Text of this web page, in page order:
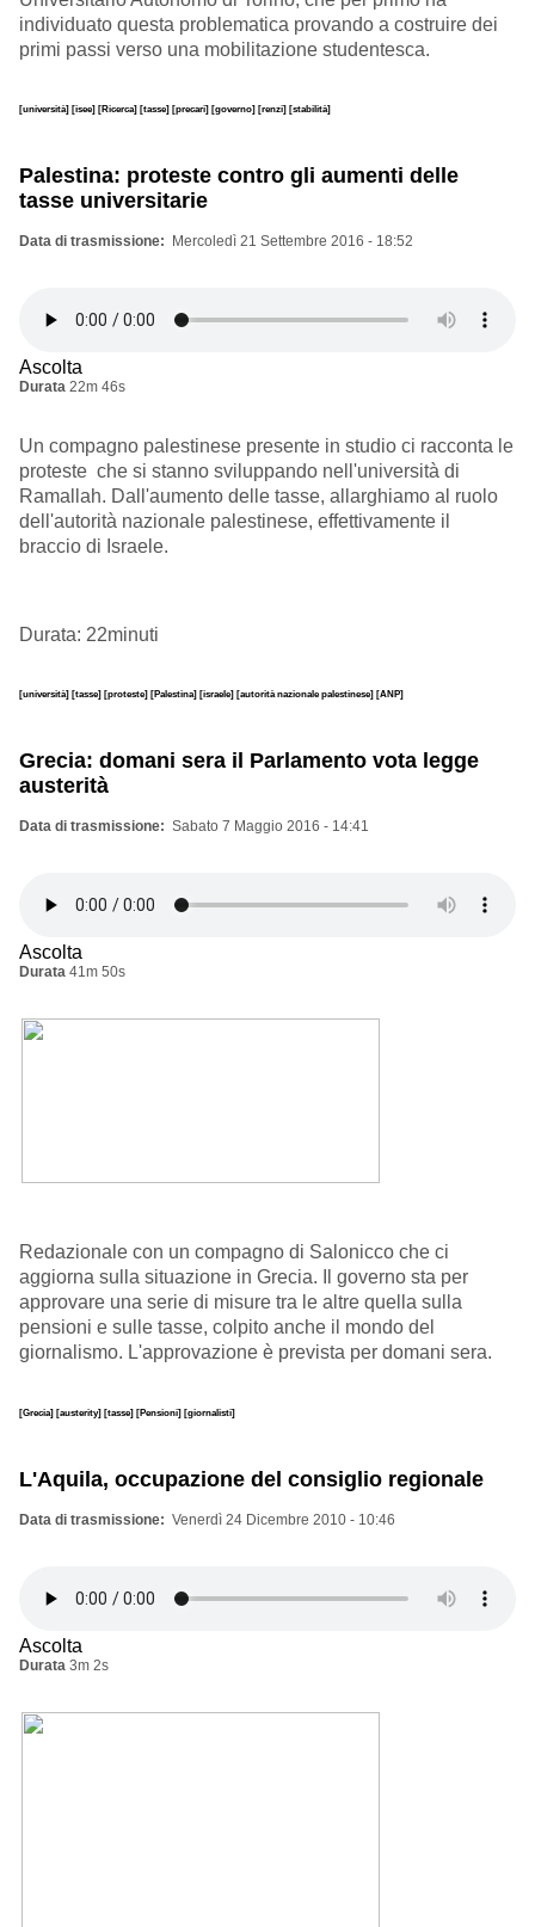
individuato questa problematica provando a costruire dei
primi passi verso una mobilitazione studentesca.
[università] [isee] [Ricerca] [tasse] [precari] [governo] [renzi] [stabilità]
Palestina: proteste contro gli aumenti delle
tasse universitarie
Data di trasmissione Mercoledì 21 Settembre 2016 - 18:52
Ascolta
Durata 22m 46s
Un compagno palestinese presente in studio ci racconta le
proteste che si stanno sviluppando nell'università di
Ramallah. Dall'aumento delle tasse, allarghiamo al ruolo
dell'autorità nazionale palestinese, effettivamente il
braccio di Israele.
Durata: 22minuti
[università] [tasse] [proteste] [Palestina] [israele] [autorità nazionale palestinese] [ANP]
Grecia: domani sera il Parlamento vota legge
austerità
Data di trasmissione Sabato 7 Maggio 2016 - 14:41
Ascolta
Durata 41m 50s
Redazionale con un compagno di Salonicco che ci
aggiorna sulla situazione in Grecia. Il governo sta per
approvare una serie di misure tra le altre quella sulla
pensioni e sulle tasse, colpito anche il mondo del
giornalismo. L'approvazione è prevista per domani sera.
[Grecia] [austerity] [tasse] [Pensioni] [giornalisti]
L'Aquila, occupazione del consiglio regionale
Data di trasmissione Venerdì 24 Dicembre 2010 - 10:46
Ascolta
Durata 3m 2s